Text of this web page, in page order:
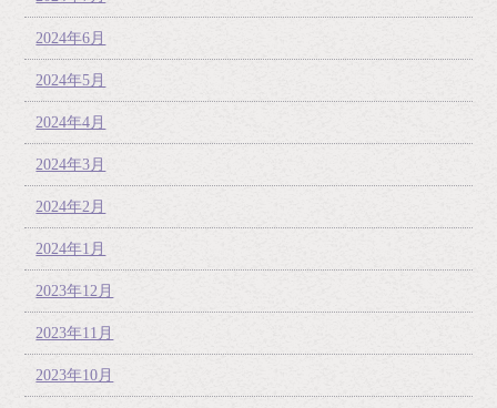
2024年6月
2024年5月
2024年4月
2024年3月
2024年2月
2024年1月
2023年12月
2023年11月
2023年10月